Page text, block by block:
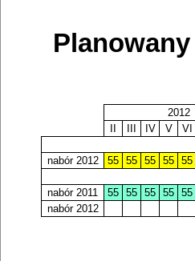
2012
IV V VI
nabór 2012
55 55 55 55 55
nabór 2011 55 55 55 55 55
nabór 2012